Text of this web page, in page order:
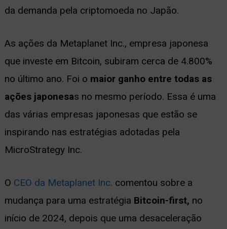
da demanda pela criptomoeda no Japão.
As ações da Metaplanet Inc., empresa japonesa
que investe em Bitcoin, subiram cerca de 4.800%
no último ano. Foi o maior ganho entre todas as
ações japonesas no mesmo período. Essa é uma
das várias empresas japonesas que estão se
inspirando nas estratégias adotadas pela
MicroStrategy Inc.
O CEO da Metaplanet Inc. comentou sobre a
mudança para uma estratégia Bitcoin-first, no
início de 2024, depois que uma desaceleração